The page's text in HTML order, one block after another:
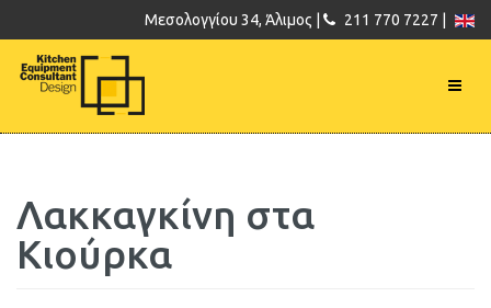
Μεσολογγίου 34, Άλιμος | 211 770 7227 |
Λακκαγκίνη στα
Κιούρκα